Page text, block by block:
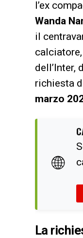
l’ex
Wanda
il
dell’Inter,
richiesta
marzo
🌐
La